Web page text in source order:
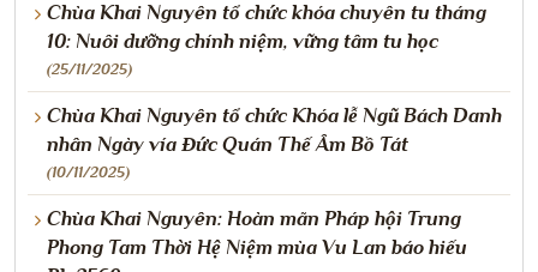
Chùa Khai Nguyên tổ chức khóa chuyên tu tháng
10: Nuôi dưỡng chính niệm, vững tâm tu học
(25/11/2025)
Chùa Khai Nguyên tổ chức Khóa lễ Ngũ Bách Danh
nhân Ngày vía Đức Quán Thế Âm Bồ Tát
(10/11/2025)
Chùa Khai Nguyên: Hoàn mãn Pháp hội Trung
Phong Tam Thời Hệ Niệm mùa Vu Lan báo hiếu